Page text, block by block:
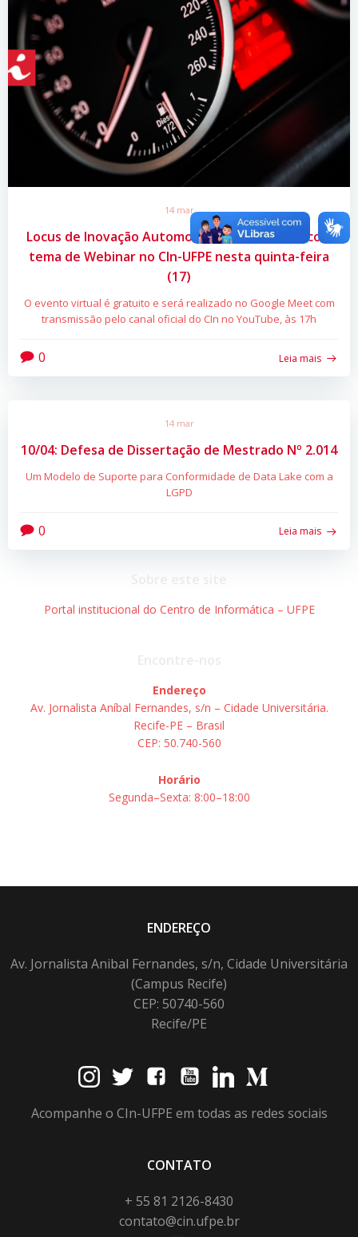
14 mar
Locus de Inovação Automotivo em Pernambuco é
tema de Webinar no CIn-UFPE nesta quinta-feira
(17)
O evento virtual é gratuito e será realizado no Google Meet com
transmissão pelo canal oficial do CIn no YouTube, às 17h
0 Leia mais
14 mar
10/04: Defesa de Dissertação de Mestrado Nº 2.014
Um Modelo de Suporte para Conformidade de Data Lake com a
LGPD
0 Leia mais
Portal institucional do Centro de Informática – UFPE
Endereço
Av. Jornalista Aníbal Fernandes, s/n – Cidade Universitária.
Recife-PE – Brasil
CEP: 50.740-560
Horário
Segunda–Sexta: 8:00–18:00
ENDEREÇO
Av. Jornalista Anibal Fernandes, s/n, Cidade Universitária
(Campus Recife)
CEP: 50740-560
Recife/PE
Acompanhe o CIn-UFPE em todas as redes sociais
CONTATO
+ 55 81 2126-8430
contato@cin.ufpe.br